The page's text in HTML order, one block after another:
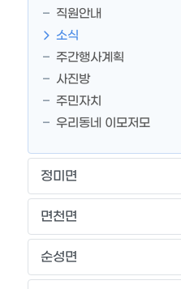
직원안내
소식
주간행사계획
사진방
주민자치
우리동네 이모저모
정미면
면천면
순성면